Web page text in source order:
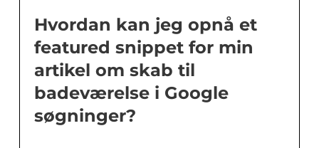
Hvordan kan jeg opnå et
featured snippet for min
artikel om skab til
badeværelse i Google
søgninger?